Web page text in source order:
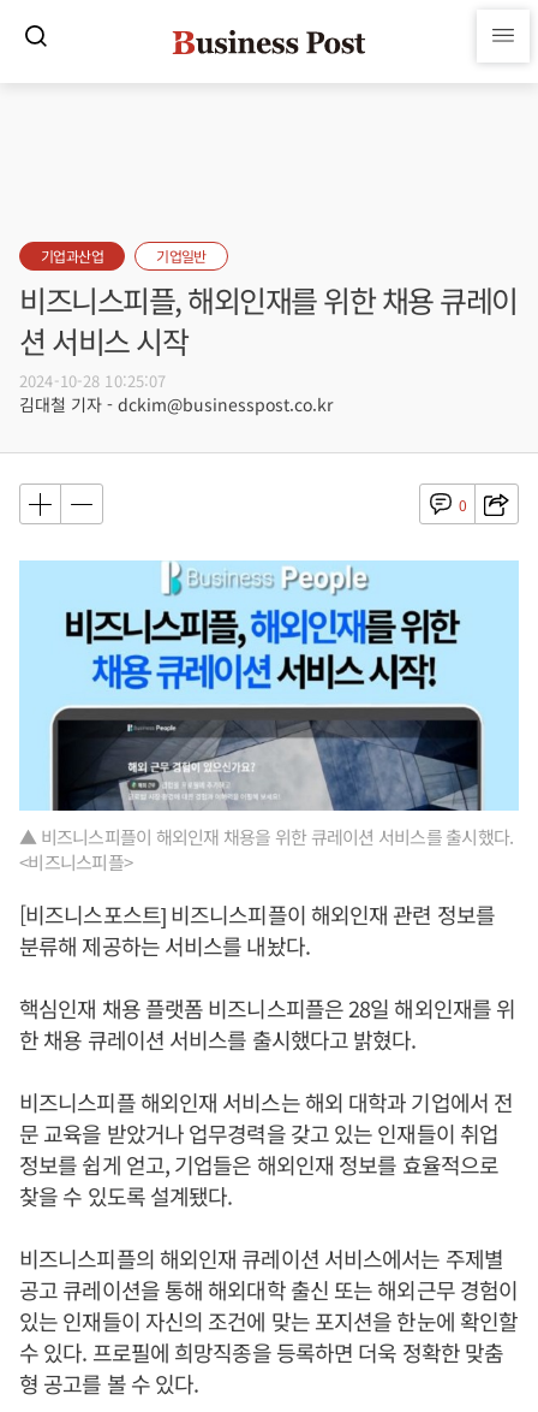
기업과산업 기업일반
비즈니스피플, 해외인재를 위한 채용 큐레이
션 서비스 시작
2024-10-28 10:25:07
김대철 기자 - dckim@businesspost.co.kr
0
▲ 비즈니스피플이 해외인재 채용을 위한 큐레이션 서비스를 출시했다.
<비즈니스피플>
[비즈니스포스트] 비즈니스피플이 해외인재 관련 정보를
분류해 제공하는 서비스를 내놨다.
핵심인재 채용 플랫폼 비즈니스피플은 28일 해외인재를 위
한 채용 큐레이션 서비스를 출시했다고 밝혔다.
비즈니스피플 해외인재 서비스는 해외 대학과 기업에서 전
문 교육을 받았거나 업무경력을 갖고 있는 인재들이 취업
정보를 쉽게 얻고, 기업들은 해외인재 정보를 효율적으로
찾을 수 있도록 설계됐다.
비즈니스피플의 해외인재 큐레이션 서비스에서는 주제별
공고 큐레이션을 통해 해외대학 출신 또는 해외근무 경험이
있는 인재들이 자신의 조건에 맞는 포지션을 한눈에 확인할
수 있다. 프로필에 희망직종을 등록하면 더욱 정확한 맞춤
형 공고를 볼 수 있다.